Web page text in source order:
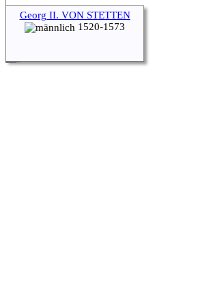
Georg II. VON STETTEN
1520-1573